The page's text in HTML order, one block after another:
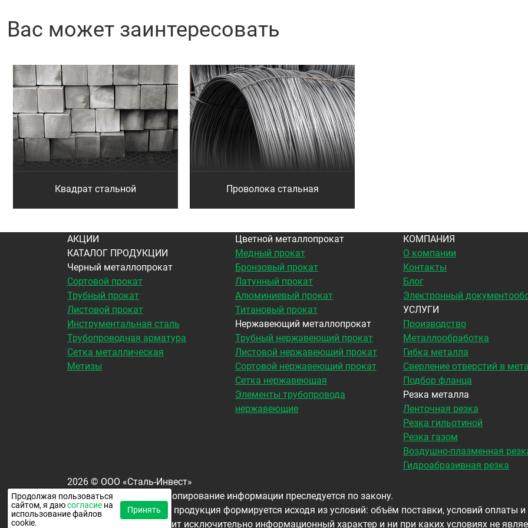
Вас может заинтересовать
Квадрат стальной Проволока стальная
АКЦИИ
КАТАЛОГ ПРОДУКЦИИ
Черный металлопрокат
Сортовой прокат
Трубный прокат
Листовой прокат
Инструментальная сталь
Трубопроводная арматура
Сетка металлическая
Метизы
Цветной металлопрокат
Медный прокат
Бронзовый прокат
Латунный прокат
Алюминиевый прокат
Титановый прокат
Нержавеющий металлопрокат
Трубный нержавеющий прокат
Листовой нержавеющий прокат
Сортовой нержавеющий прокат
Сетка нержавеющая
Элементы трубопровода
нержавеющие
КОМПАНИЯ
О компании
Контакты
Блог
Электронный
УСЛУГИ
Производство
Металлообработка
Гибка металла
Сверление отверстий в
Подбор фланца
Резка металла
Ленточная резка
Резка гильотиной
Резка газом
Воздушно-плазменная
Гидроабразивная резка
2026 © ООО «Сталь-Инвест»
Все права защищены. Копирование информации преследуется по закону.
Окончательная цена на продукция формируется исходя из условий: объём поставки, условий оплаты
наличии продукции носит исключительно информационный характер и ни при каких условиях не
Продолжая пользоваться
сайтом, я даюсогласие на
использование файлов
cookie.
Принять